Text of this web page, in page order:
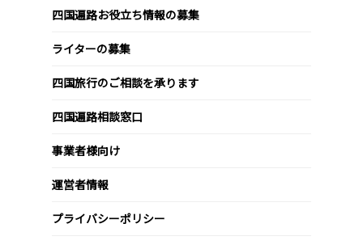
四国遍路お役立ち情報の募集
ライターの募集
四国旅行のご相談を承ります
四国遍路相談窓口
事業者様向け
運営者情報
プライバシーポリシー